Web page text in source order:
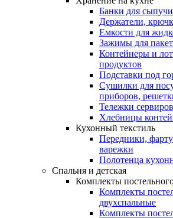
Банки для
Держатели,
Емкости для
Зажимы для
Контейнеры и
продуктов
Подставки под
Сушилки для
приборов,
Тележки
Хлебницы
Кухонный текстиль
Передники,
варежки
Полотенца
Спальня и детская
Комплекты
Комплекты
двухспальные
Комплекты